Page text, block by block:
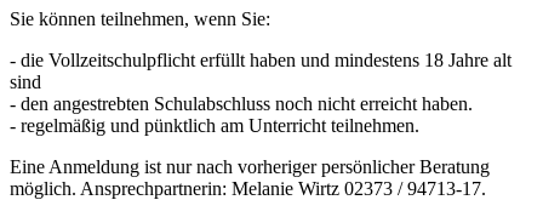
Sie können teilnehmen, wenn Sie:
- die Vollzeitschulpflicht erfüllt haben und mindestens 18 Jahre alt
sind
- den angestrebten Schulabschluss noch nicht erreicht haben.
- regelmäßig und pünktlich am Unterricht teilnehmen.
Eine Anmeldung ist nur nach vorheriger persönlicher Beratung
möglich. Ansprechpartnerin: Melanie Wirtz 02373 / 94713-17.